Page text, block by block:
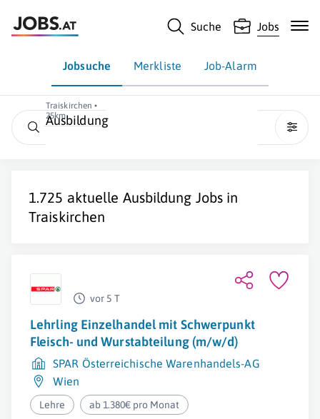
Suche Jobs
Jobsuche Merkliste Job-Alarm
Traiskirchen •
25km
Ausbildung
1.725 aktuelle Ausbildung Jobs in
Traiskirchen
vor 5 T
Lehrling Einzelhandel mit Schwerpunkt
Fleisch- und Wurstabteilung (m/w/d)
SPAR Österreichische Warenhandels-AG
Wien
Lehre ab 1.380€ pro Monat